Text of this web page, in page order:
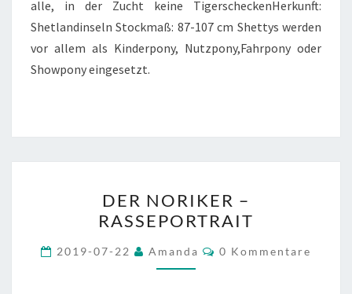
alle, in der Zucht keine TigerscheckenHerkunft:
Shetlandinseln Stockmaß: 87-107 cm Shettys werden
vor allem als Kinderpony, Nutzpony,Fahrpony oder
Showpony eingesetzt.
NORIKER
–
RASSEPORTRAIT
DER NORIKER –
RASSEPORTRAIT
2019-07-22 Amanda Kommentare
0 Kommentare